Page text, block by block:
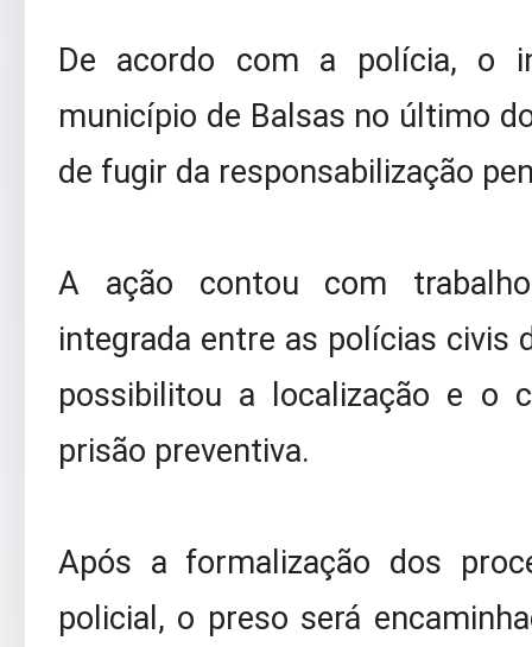
De acordo com a polícia, o
município de Balsas no último
de fugir da responsabilização
A ação contou com
integrada entre as polícias civis
possibilitou a localização e o
prisão preventiva.
Após a formalização dos
policial, o preso será